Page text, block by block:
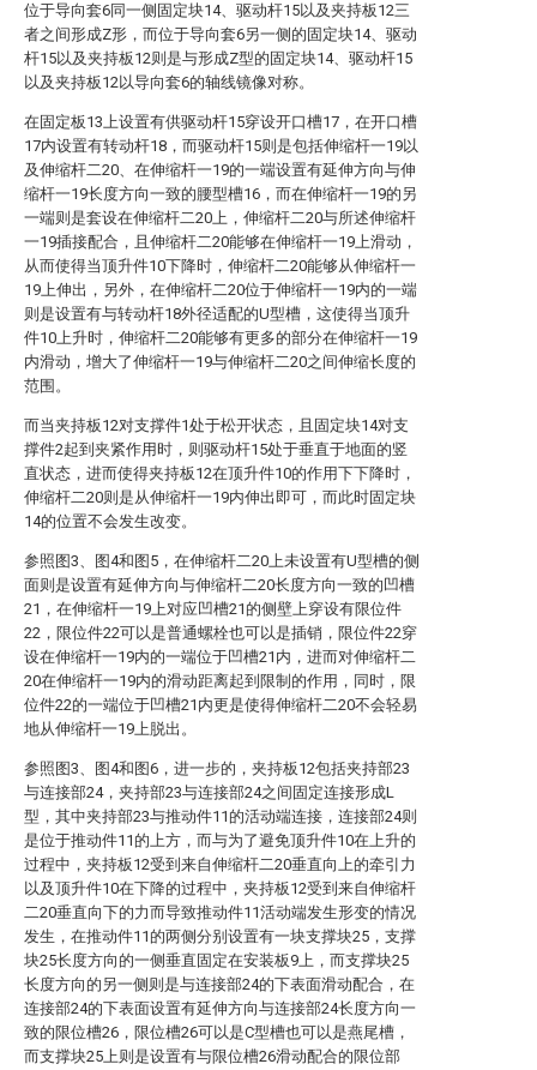
位于导向套6同一侧固定块14、驱动杆15以及夹持板12三
者之间形成Z形，而位于导向套6另一侧的固定块14、驱动
杆15以及夹持板12则是与形成Z型的固定块14、驱动杆15
以及夹持板12以导向套6的轴线镜像对称。
在固定板13上设置有供驱动杆15穿设开口槽17，在开口槽
17内设置有转动杆18，而驱动杆15则是包括伸缩杆一19以
及伸缩杆二20、在伸缩杆一19的一端设置有延伸方向与伸
缩杆一19长度方向一致的腰型槽16，而在伸缩杆一19的另
一端则是套设在伸缩杆二20上，伸缩杆二20与所述伸缩杆
一19插接配合，且伸缩杆二20能够在伸缩杆一19上滑动，
从而使得当顶升件10下降时，伸缩杆二20能够从伸缩杆一
19上伸出，另外，在伸缩杆二20位于伸缩杆一19内的一端
则是设置有与转动杆18外径适配的U型槽，这使得当顶升
件10上升时，伸缩杆二20能够有更多的部分在伸缩杆一19
内滑动，增大了伸缩杆一19与伸缩杆二20之间伸缩长度的
范围。
而当夹持板12对支撑件1处于松开状态，且固定块14对支
撑件2起到夹紧作用时，则驱动杆15处于垂直于地面的竖
直状态，进而使得夹持板12在顶升件10的作用下下降时，
伸缩杆二20则是从伸缩杆一19内伸出即可，而此时固定块
14的位置不会发生改变。
参照图3、图4和图5，在伸缩杆二20上未设置有U型槽的侧
面则是设置有延伸方向与伸缩杆二20长度方向一致的凹槽
21，在伸缩杆一19上对应凹槽21的侧壁上穿设有限位件
22，限位件22可以是普通螺栓也可以是插销，限位件22穿
设在伸缩杆一19内的一端位于凹槽21内，进而对伸缩杆二
20在伸缩杆一19内的滑动距离起到限制的作用，同时，限
位件22的一端位于凹槽21内更是使得伸缩杆二20不会轻易
地从伸缩杆一19上脱出。
参照图3、图4和图6，进一步的，夹持板12包括夹持部23
与连接部24，夹持部23与连接部24之间固定连接形成L
型，其中夹持部23与推动件11的活动端连接，连接部24则
是位于推动件11的上方，而与为了避免顶升件10在上升的
过程中，夹持板12受到来自伸缩杆二20垂直向上的牵引力
以及顶升件10在下降的过程中，夹持板12受到来自伸缩杆
二20垂直向下的力而导致推动件11活动端发生形变的情况
发生，在推动件11的两侧分别设置有一块支撑块25，支撑
块25长度方向的一侧垂直固定在安装板9上，而支撑块25
长度方向的另一侧则是与连接部24的下表面滑动配合，在
连接部24的下表面设置有延伸方向与连接部24长度方向一
致的限位槽26，限位槽26可以是C型槽也可以是燕尾槽，
而支撑块25上则是设置有与限位槽26滑动配合的限位部